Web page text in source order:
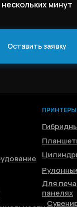
Оставить заявку
нескольких минут
ПРИНТЕРЫ
Для
панелях